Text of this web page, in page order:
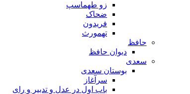
زو طهماسپ‏
ضحاک
فریدون
تهمورث
حافظ
دیوان حافظ
سعدی
بوستان سعدی
سرآغاز
باب اول در عدل و تدبیر و رای